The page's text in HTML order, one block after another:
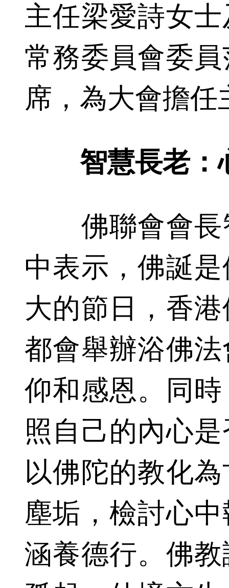
主任梁愛詩女
常務委員會委
席，為大會擔任
智慧長老：
佛聯會會長
中表示，佛誕
大的節日，香
都會舉辦浴佛
仰和感恩。同
照自己的內心
以佛陀的教化
塵垢，檢討心
涵養德行。佛